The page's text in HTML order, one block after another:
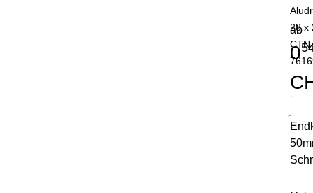
28 x
CTN
ab
0
-